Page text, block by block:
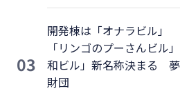
03
開発棟は「オナラビル」
「リンゴのプーさんビ
和ビル」新名称決まる
財団